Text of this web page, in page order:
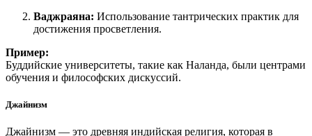
Ваджраяна: Использование тантрических практик для
достижения просветления.
Пример:
Буддийские университеты, такие как Наланда, были центрами
обучения и философских дискуссий.
Джайнизм
Джайнизм — это древняя индийская религия, которая в